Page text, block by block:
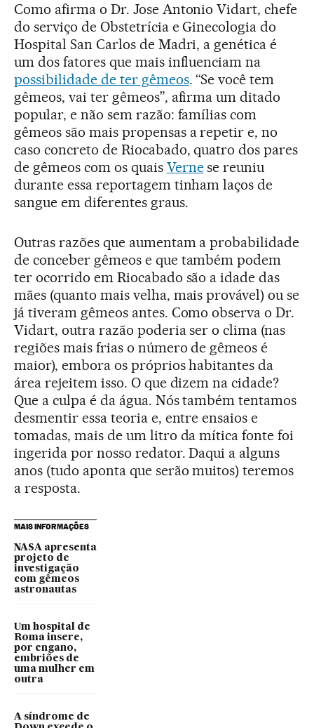
Como afirma o Dr. Jose Antonio Vidart, chefe
do serviço de Obstetrícia e Ginecologia do
Hospital San Carlos de Madri, a genética é
um dos fatores que mais influenciam na
possibilidade de ter gêmeos. “Se você tem
gêmeos, vai ter gêmeos”, afirma um ditado
popular, e não sem razão: famílias com
gêmeos são mais propensas a repetir e, no
caso concreto de Riocabado, quatro dos pares
de gêmeos com os quais Vernese reuniu
durante essa reportagem tinham laços de
sangue em diferentes graus.
Outras razões que aumentam a probabilidade
de conceber gêmeos e que também podem
ter ocorrido em Riocabado são a idade das
mães (quanto mais velha, mais provável) ou se
já tiveram gêmeos antes. Como observa o Dr.
Vidart, outra razão poderia ser o clima (nas
regiões mais frias o número de gêmeos é
maior), embora os próprios habitantes da
área rejeitem isso. O que dizem na cidade?
Que a culpa é da água. Nós também tentamos
desmentir essa teoria e, entre ensaios e
tomadas, mais de um litro da mítica fonte foi
ingerida por nosso redator. Daqui a alguns
anos (tudo aponta que serão muitos) teremos
a resposta.
MAIS INFORMAÇÕES
NASA apresenta
projeto de
investigação
com gêmeos
astronautas
Um hospital de
Roma insere,
por engano,
embriões de
uma mulher em
outra
A síndrome de